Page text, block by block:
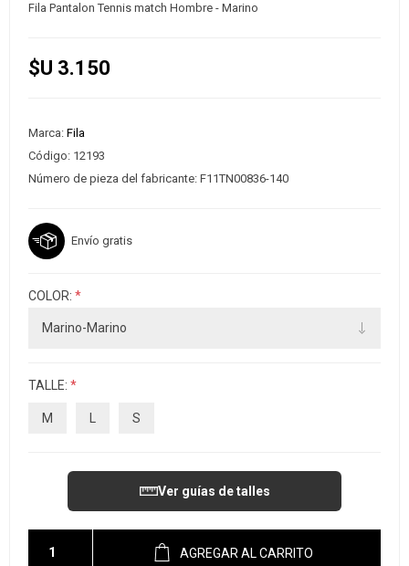
Fila Pantalon Tennis match Hombre - Marino
$U 3.150
Marca: Fila
Código: 12193
Número de pieza del fabricante: F11TN00836-140
Envío gratis
COLOR: *
TALLE: *
M L S
Ver guías de talles
AGREGAR AL CARRITO